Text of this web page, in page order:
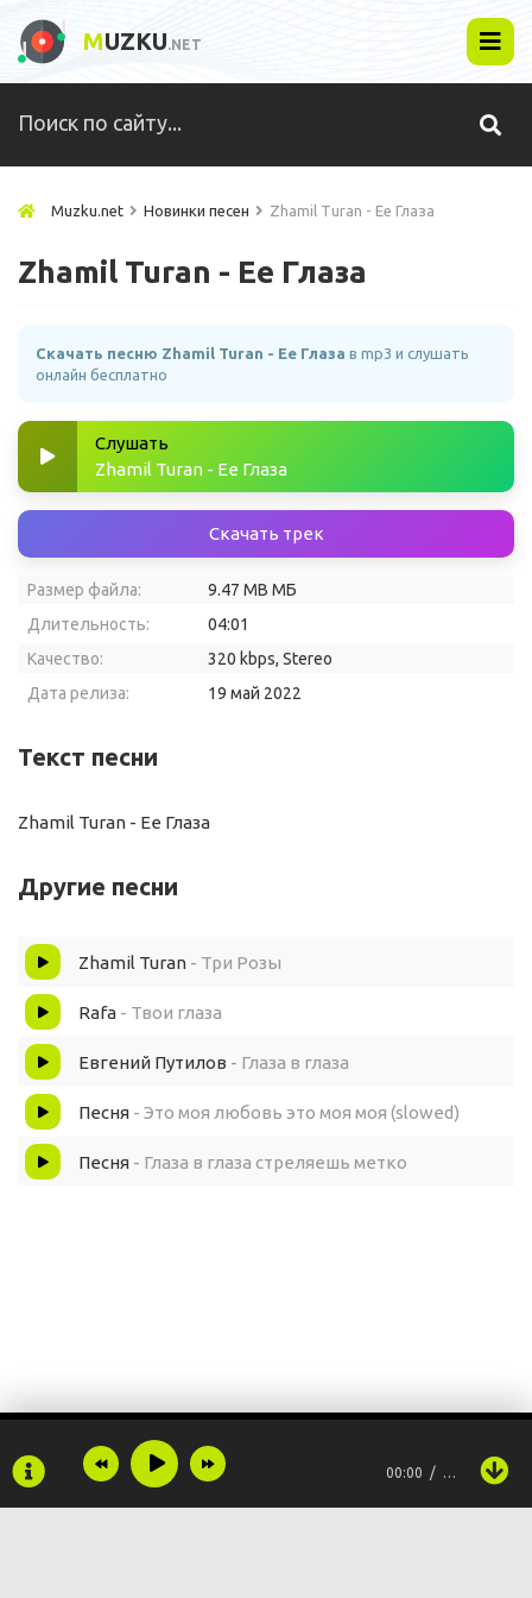
MUZKU.NET
Muzku.net Новинки песен Zhamil Turan - Ее Глаза
Zhamil Turan - Ее Глаза
Скачать песню Zhamil Turan - Ее Глаза в mp3 и слушать
онлайн бесплатно
Слушать
Zhamil Turan - Ее Глаза
Скачать трек
Размер файла:
9.47 MB МБ
Длительность:
04:01
Качество:
320 kbps, Stereo
Дата релиза:
19 май 2022
Текст песни
Zhamil Turan - Ее Глаза
Другие песни
Zhamil Turan - Три Розы
Rafa - Твои глаза
Евгений Путилов - Глаза в глаза
Песня - Это моя любовь это моя моя (slowed)
Песня - Глаза в глаза стреляешь метко
00:00